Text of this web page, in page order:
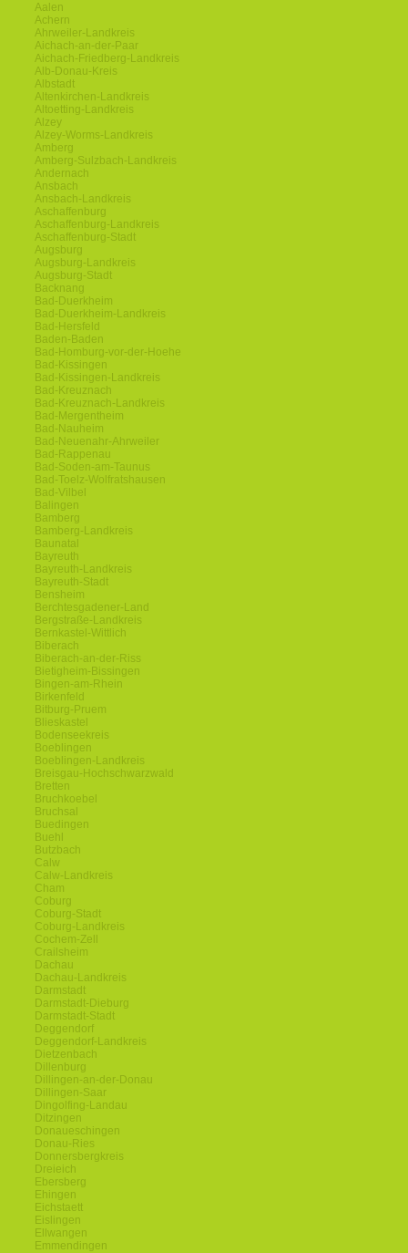
Aalen
Achern
Ahrweiler-Landkreis
Aichach-an-der-Paar
Aichach-Friedberg-Landkreis
Alb-Donau-Kreis
Albstadt
Altenkirchen-Landkreis
Altoetting-Landkreis
Alzey
Alzey-Worms-Landkreis
Amberg
Amberg-Sulzbach-Landkreis
Andernach
Ansbach
Ansbach-Landkreis
Aschaffenburg
Aschaffenburg-Landkreis
Aschaffenburg-Stadt
Augsburg
Augsburg-Landkreis
Augsburg-Stadt
Backnang
Bad-Duerkheim
Bad-Duerkheim-Landkreis
Bad-Hersfeld
Baden-Baden
Bad-Homburg-vor-der-Hoehe
Bad-Kissingen
Bad-Kissingen-Landkreis
Bad-Kreuznach
Bad-Kreuznach-Landkreis
Bad-Mergentheim
Bad-Nauheim
Bad-Neuenahr-Ahrweiler
Bad-Rappenau
Bad-Soden-am-Taunus
Bad-Toelz-Wolfratshausen
Bad-Vilbel
Balingen
Bamberg
Bamberg-Landkreis
Baunatal
Bayreuth
Bayreuth-Landkreis
Bayreuth-Stadt
Bensheim
Berchtesgadener-Land
Bergstraße-Landkreis
Bernkastel-Wittlich
Biberach
Biberach-an-der-Riss
Bietigheim-Bissingen
Bingen-am-Rhein
Birkenfeld
Bitburg-Pruem
Blieskastel
Bodenseekreis
Boeblingen
Boeblingen-Landkreis
Breisgau-Hochschwarzwald
Bretten
Bruchkoebel
Bruchsal
Buedingen
Buehl
Butzbach
Calw
Calw-Landkreis
Cham
Coburg
Coburg-Stadt
Coburg-Landkreis
Cochem-Zell
Crailsheim
Dachau
Dachau-Landkreis
Darmstadt
Darmstadt-Dieburg
Darmstadt-Stadt
Deggendorf
Deggendorf-Landkreis
Dietzenbach
Dillenburg
Dillingen-an-der-Donau
Dillingen-Saar
Dingolfing-Landau
Ditzingen
Donaueschingen
Donau-Ries
Donnersbergkreis
Dreieich
Ebersberg
Ehingen
Eichstaett
Eislingen
Ellwangen
Emmendingen